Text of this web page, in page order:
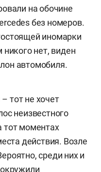
на обочине
без номеров.
иномарки
нет, виден
автомобиля.
тот не хочет
неизвестного
тот моментах
действия. Возле
среди них и